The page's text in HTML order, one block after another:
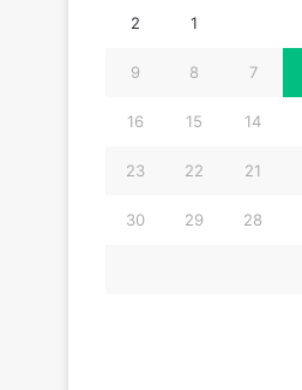
1
2
7
8
9
14
15
16
21
22
23
28
29
30